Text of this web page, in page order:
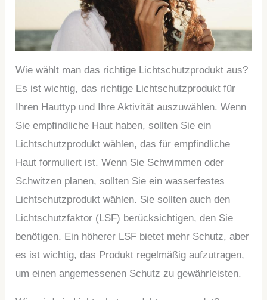
Wie wählt man das richtige Lichtschutzprodukt aus?
Es ist wichtig, das richtige Lichtschutzprodukt für
Ihren Hauttyp und Ihre Aktivität auszuwählen. Wenn
Sie empfindliche Haut haben, sollten Sie ein
Lichtschutzprodukt wählen, das für empfindliche
Haut formuliert ist. Wenn Sie Schwimmen oder
Schwitzen planen, sollten Sie ein wasserfestes
Lichtschutzprodukt wählen. Sie sollten auch den
Lichtschutzfaktor (LSF) berücksichtigen, den Sie
benötigen. Ein höherer LSF bietet mehr Schutz, aber
es ist wichtig, das Produkt regelmäßig aufzutragen,
um einen angemessenen Schutz zu gewährleisten.